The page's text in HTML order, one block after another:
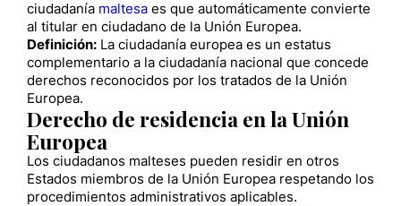
ciudadanía maltesa es que automáticamente convierte
al titular en ciudadano de la Unión Europea.
Definición: La ciudadanía europea es un estatus
complementario a la ciudadanía nacional que concede
derechos reconocidos por los tratados de la Unión
Europea.
Derecho de residencia en la Unión
Europea
Los ciudadanos malteses pueden residir en otros
Estados miembros de la Unión Europea respetando los
procedimientos administrativos aplicables.